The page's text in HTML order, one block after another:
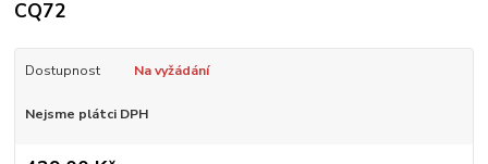
CQ72
Dostupnost Na vyžádání
Nejsme plátci DPH